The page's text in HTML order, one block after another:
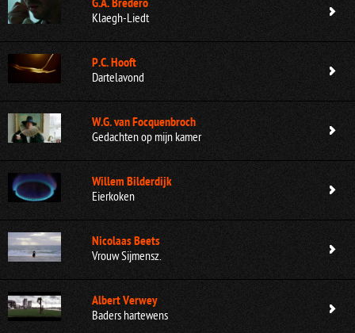
G.A. Bredero
Klaegh-Liedt
P.C. Hooft
Dartelavond
W.G. van Focquenbroch
Gedachten op mijn kamer
Willem Bilderdijk
Eierkoken
Nicolaas Beets
Vrouw Sijmensz.
Albert Verwey
Baders hartewens